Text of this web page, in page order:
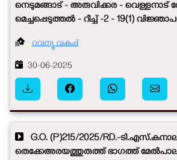
നെടുമങ്ങാട് - അരുവിക്കര - വെള്ളനാട്
മെച്ചപ്പെടുത്തൽ - റീച്ച് -2 - 19(1)
റവന്യൂ വകുപ്പ്
30-06-2025
G.O. (P)215/2025/RD.-
തെക്കേഅരയത്തുരുത്ത് ഭാഗത്ത് മേൽപാല